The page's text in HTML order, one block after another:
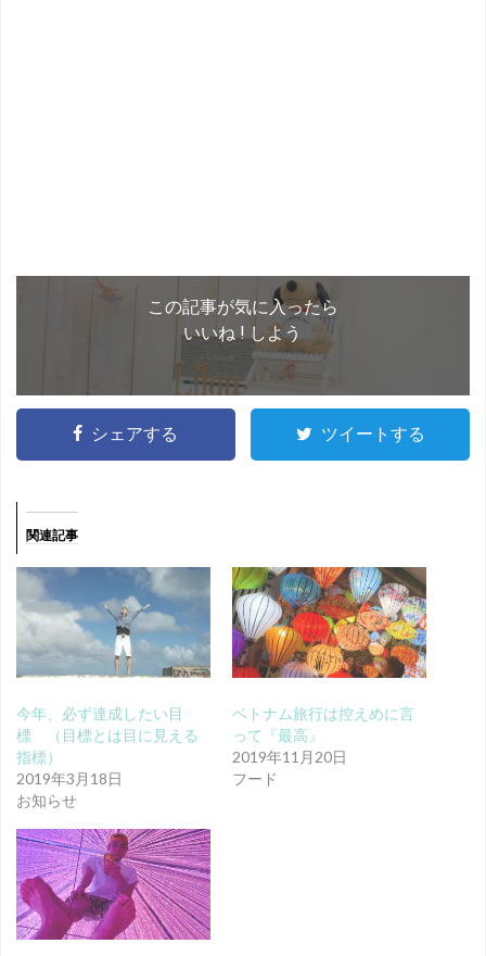
この記事が気に入ったら
いいね ! しよう
シェアする ツイートする
関連記事
今年、必ず達成したい目
標 （目標とは目に見える
指標）
2019年3月18日
お知らせ
ベトナム旅行は控えめに言
って『最高』
2019年11月20日
フード